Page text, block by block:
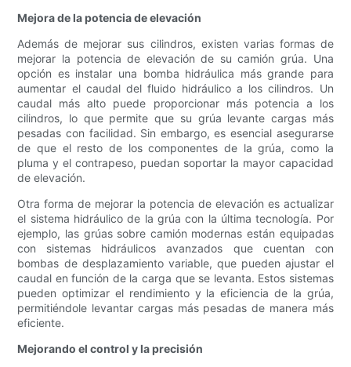
Mejora de la potencia de elevación
Además de mejorar sus cilindros, existen varias formas de
mejorar la potencia de elevación de su camión grúa. Una
opción es instalar una bomba hidráulica más grande para
aumentar el caudal del fluido hidráulico a los cilindros. Un
caudal más alto puede proporcionar más potencia a los
cilindros, lo que permite que su grúa levante cargas más
pesadas con facilidad. Sin embargo, es esencial asegurarse
de que el resto de los componentes de la grúa, como la
pluma y el contrapeso, puedan soportar la mayor capacidad
de elevación.
Otra forma de mejorar la potencia de elevación es actualizar
el sistema hidráulico de la grúa con la última tecnología. Por
ejemplo, las grúas sobre camión modernas están equipadas
con sistemas hidráulicos avanzados que cuentan con
bombas de desplazamiento variable, que pueden ajustar el
caudal en función de la carga que se levanta. Estos sistemas
pueden optimizar el rendimiento y la eficiencia de la grúa,
permitiéndole levantar cargas más pesadas de manera más
eficiente.
Mejorando el control y la precisión